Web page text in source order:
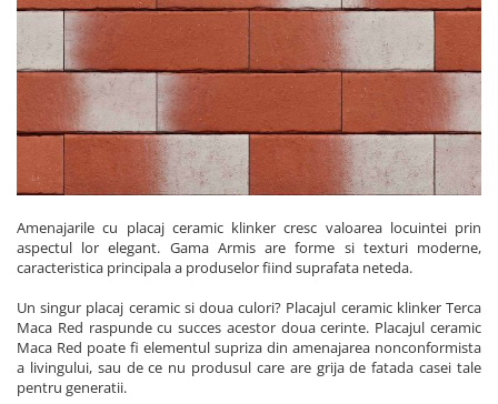
Plasă Termoizolație
Plasă Tencuieli și Șape
Alte Plase
Doze și Platforme
Adezivi Termoizolații
Benzi Adezive
Barieră de Vapori
Etanșare Străpungeri
Vată Minerală
Vată Bazaltică
Polistiren Expandat & Extrudat
Amenajarile cu placaj ceramic klinker cresc valoarea locuintei prin
aspectul lor elegant. Gama Armis are forme si texturi moderne,
caracteristica principala a produselor fiind suprafata neteda.
Un singur placaj ceramic si doua culori? Placajul ceramic klinker Terca
Maca Red raspunde cu succes acestor doua cerinte. Placajul ceramic
Maca Red poate fi elementul supriza din amenajarea nonconformista
a livingului, sau de ce nu produsul care are grija de fatada casei tale
pentru generatii.